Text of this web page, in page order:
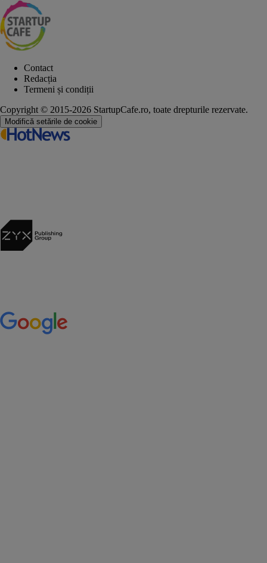
Contact
Redacția
Termeni și condiții
Copyright © 2015-2026 StartupCafe.ro, toate drepturile rezervate.
Modifică setările de cookie